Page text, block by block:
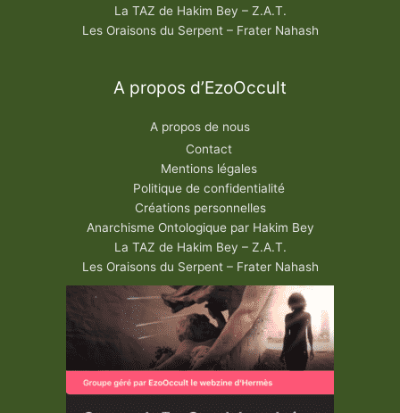
La TAZ de Hakim Bey – Z.A.T.
Les Oraisons du Serpent – Frater Nahash
A propos d’EzoOccult
A propos de nous
Contact
Mentions légales
Politique de confidentialité
Créations personnelles
Anarchisme Ontologique par Hakim Bey
La TAZ de Hakim Bey – Z.A.T.
Les Oraisons du Serpent – Frater Nahash